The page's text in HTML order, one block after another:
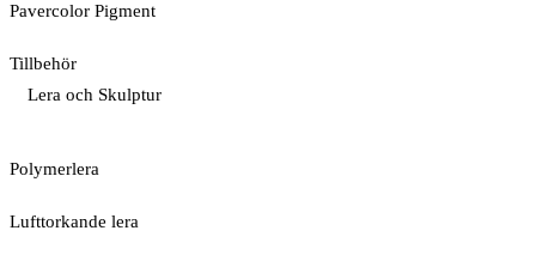
Pavercolor Pigment
Tillbehör
Lera och Skulptur
Polymerlera
Lufttorkande lera